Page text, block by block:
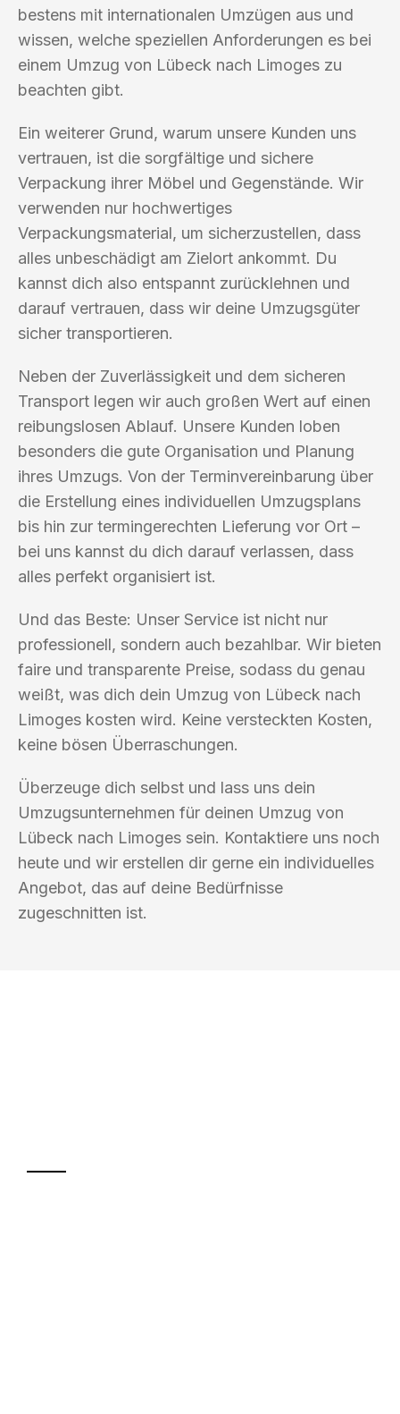
bestens mit internationalen Umzügen aus und
wissen, welche speziellen Anforderungen es bei
einem Umzug von Lübeck nach Limoges zu
beachten gibt.
Ein weiterer Grund, warum unsere Kunden uns
vertrauen, ist die sorgfältige und sichere
Verpackung ihrer Möbel und Gegenstände. Wir
verwenden nur hochwertiges
Verpackungsmaterial, um sicherzustellen, dass
alles unbeschädigt am Zielort ankommt. Du
kannst dich also entspannt zurücklehnen und
darauf vertrauen, dass wir deine Umzugsgüter
sicher transportieren.
Neben der Zuverlässigkeit und dem sicheren
Transport legen wir auch großen Wert auf einen
reibungslosen Ablauf. Unsere Kunden loben
besonders die gute Organisation und Planung
ihres Umzugs. Von der Terminvereinbarung über
die Erstellung eines individuellen Umzugsplans
bis hin zur termingerechten Lieferung vor Ort –
bei uns kannst du dich darauf verlassen, dass
alles perfekt organisiert ist.
Und das Beste: Unser Service ist nicht nur
professionell, sondern auch bezahlbar. Wir bieten
faire und transparente Preise, sodass du genau
weißt, was dich dein Umzug von Lübeck nach
Limoges kosten wird. Keine versteckten Kosten,
keine bösen Überraschungen.
Überzeuge dich selbst und lass uns dein
Umzugsunternehmen für deinen Umzug von
Lübeck nach Limoges sein. Kontaktiere uns noch
heute und wir erstellen dir gerne ein individuelles
Angebot, das auf deine Bedürfnisse
zugeschnitten ist.